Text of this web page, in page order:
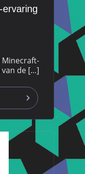
Minecraft-
de […]